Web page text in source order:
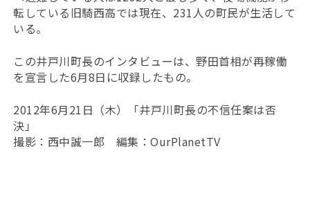
転している旧騎西高では現在、231人の町民が生活して
いる。
この井戸川町長のインタビューは、野田首相が再稼働
を宣言した6月8日に収録したもの。
2012年6月21日（木）「井戸川町長の不信任案は否
決」
撮影：西中誠一郎 編集：OurPlanetTV